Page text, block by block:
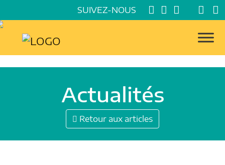
SUIVEZ-NOUS
Actualités
Retour aux articles